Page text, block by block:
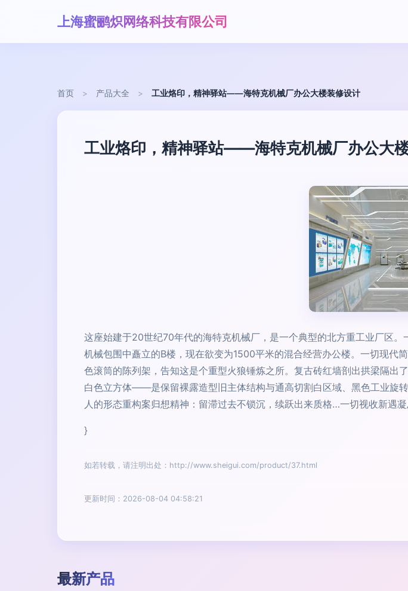
上海蜜鹂炽网络科技有限公司
首页 > 产品大全 > 工业烙印，精神驿站——海特克机械厂办公大楼装修设计
工业烙印，精神驿站——海特克机械厂办公大
这座始建于20世纪70年代的海特克机械厂，是一个典型的北方重工业厂区
机械包围中矗立的B楼，现在欲变为1500平米的混合经营办公楼。一切现代
色滚筒的陈列架，告知这是个重型火狼锤炼之所。复古砖红墙剖出拱梁隔
白色立方体——是保留裸露造型旧主体结构与通高切割白区域、黑色工业旋
人的形态重构案归想精神：留滞过去不锁沉，续跃出来质格…一切视收新遇
}
如若转载，请注明出处：http://www.sheigui.com/product/37.html
更新时间：2026-08-04 04:58:21
最新产品